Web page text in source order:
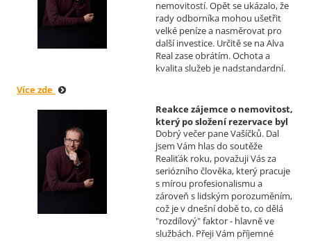
budeme moci obrátit i v případě
prodeje, který plánujeme v
budoucnu uskutečnit. Se
srdečným pozdravem a přáním
mnoho zdraví i úspěchů Vám
přejí manželé Kovandovi
Vašíček
nemovitostí. Opět se ukázalo, že
rady odborníka mohou ušetřit
velké peníze a nasměrovat pro
další investice. Určitě se na Alva
Real zase obrátím. Ochota a
kvalita služeb je nadstandardní.
Více zde
Reakce zájemce o nemovitost,
který po složení rezervace byl
nucen od koupi odstoupit.
Realizoval makléř: David
Vašíček
Dobrý večer pane Vašíčků. Dal
jsem Vám hlas do soutěže
Realiťák roku, považuji Vás za
seriózního člověka, který pracuje
s mírou profesionalismu a
zároveň s lidským porozuměním,
což je v dnešní době to, co dělá
"rozdílový" faktor - hlavně ve
službách. Přeji Vám příjemné